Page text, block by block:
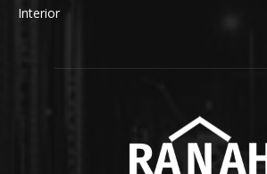
Interior